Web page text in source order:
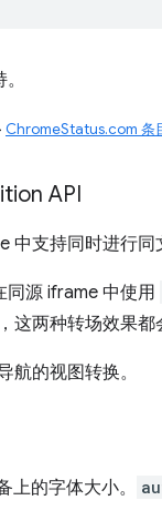
ChromeStatus.com 条
API
支持同时进行同
同源 iframe 中使用
两种转场效果都
的视图转换。
上的字体大小。